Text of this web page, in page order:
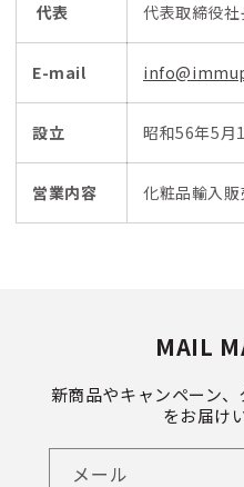
代表 代表取締役
E-mail
設立 昭和56年5月
営業内容 化粧品輸入販
MAIL
新商品やキャンペーン
をお届け
メール